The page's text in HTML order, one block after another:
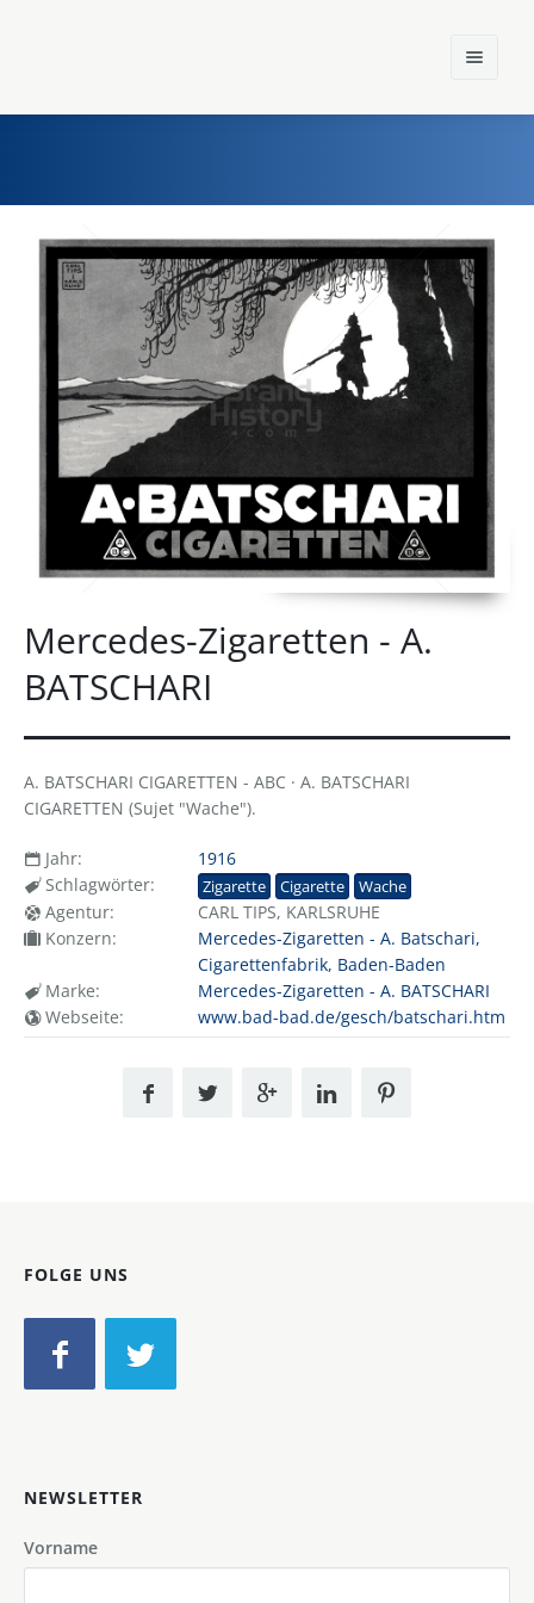
Home
Einst und Heute
Marken
Konzerne
Epoche
Mercedes-Zigaretten - A.
BATSCHARI
A. BATSCHARI CIGARETTEN - ABC · A. BATSCHARI
CIGARETTEN (Sujet "Wache").
Jahr:
1916
Schlagwörter:
Zigarette Cigarette Wache
Agentur:
CARL TIPS, KARLSRUHE
Konzern:
Mercedes-Zigaretten - A. Batschari,
Cigarettenfabrik, Baden-Baden
Marke:
Mercedes-Zigaretten - A. BATSCHARI
Webseite:
www.bad-bad.de/gesch/batschari.htm
FOLGE UNS
NEWSLETTER
Vorname